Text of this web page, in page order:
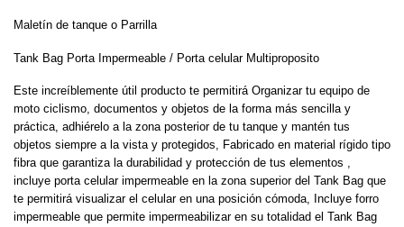
Maletín de tanque o Parrilla
Tank Bag Porta Impermeable / Porta celular Multiproposito
Este increíblemente útil producto te permitirá Organizar tu equipo de
moto ciclismo, documentos y objetos de la forma más sencilla y
práctica, adhiérelo a la zona posterior de tu tanque y mantén tus
objetos siempre a la vista y protegidos, Fabricado en material rígido tipo
fibra que garantiza la durabilidad y protección de tus elementos ,
incluye porta celular impermeable en la zona superior del Tank Bag que
te permitirá visualizar el celular en una posición cómoda, Incluye forro
impermeable que permite impermeabilizar en su totalidad el Tank Bag